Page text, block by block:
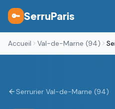
🔑 SerruParis
Accueil Val-de-Marne (94)
Serrurier Val-de-Marne (94)